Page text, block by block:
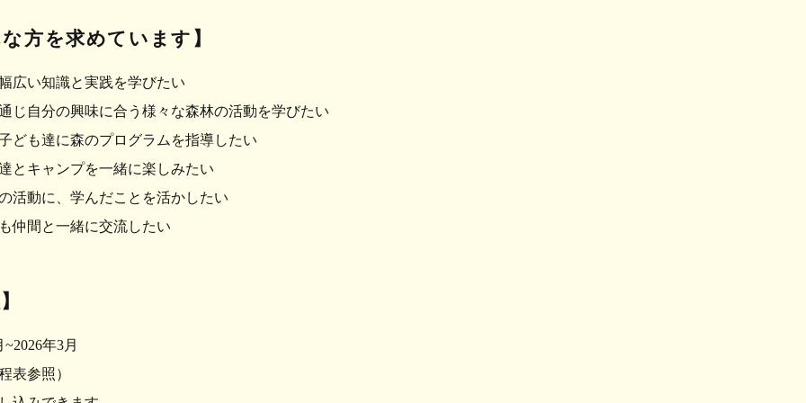
方を求めています】
広い知識と実践を学びたい
じ自分の興味に合う様々な森林の活動を学びたい
ども達に森のプログラムを指導したい
とキャンプを一緒に楽しみ​​たい
活動に、学んだことを活かしたい
仲間と一緒に交流したい
年3月
表参照）